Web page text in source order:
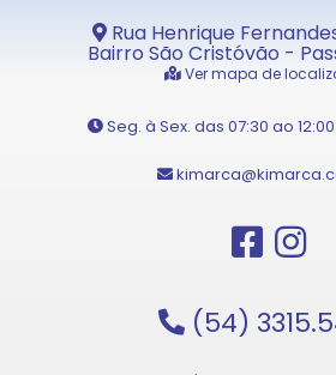
Rua Henrique
Bairro São Cristóvão -
Ver mapa de
Seg. à Sex. das 07:30 ao
(54)